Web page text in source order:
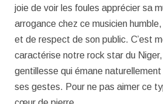
joie de voir les foules apprécier sa
arrogance chez ce musicien
et de respect de son public. C’est
caractérise notre rock star du
gentillesse qui émane
ses gestes. Pour ne pas aimer ce